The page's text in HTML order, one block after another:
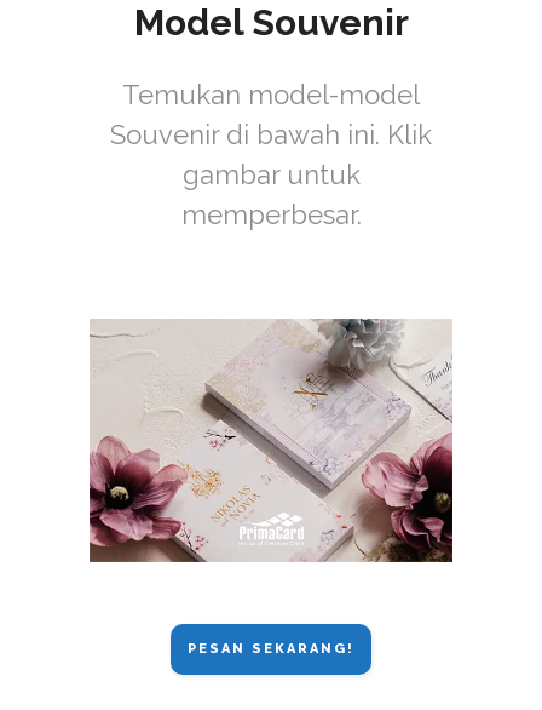
Model Souvenir
Temukan model-model
Souvenir di bawah ini. Klik
gambar untuk
memperbesar.
PESAN SEKARANG!